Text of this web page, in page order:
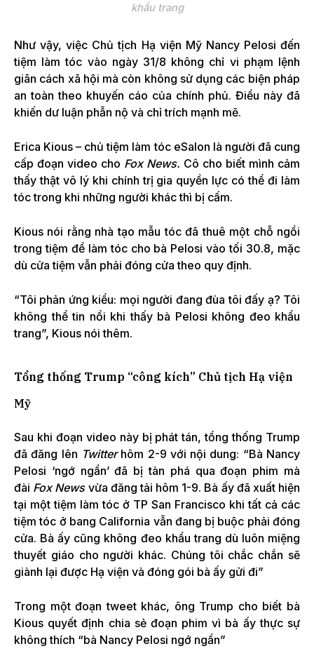
khẩu trang
Như vậy, việc Chủ tịch Hạ viện Mỹ Nancy Pelosi đến
tiệm làm tóc vào ngày 31/8 không chỉ vi phạm lệnh
giãn cách xã hội mà còn không sử dụng các biện pháp
an toàn theo khuyến cáo của chính phủ. Điều này đã
khiến dư luận phẫn nộ và chỉ trích mạnh mẽ.
Erica Kious – chủ tiệm làm tóc eSalon là người đã cung
cấp đoạn video cho Fox News. Cô cho biết mình cảm
thấy thật vô lý khi chính trị gia quyền lực có thể đi làm
tóc trong khi những người khác thì bị cấm.
Kious nói rằng nhà tạo mẫu tóc đã thuê một chỗ ngồi
trong tiệm để làm tóc cho bà Pelosi vào tối 30.8, mặc
dù cửa tiệm vẫn phải đóng cửa theo quy định.
“Tôi phản ứng kiểu: mọi người đang đùa tôi đấy ạ? Tôi
không thể tin nổi khi thấy bà Pelosi không đeo khẩu
trang”, Kious nói thêm.
Tổng thống Trump “công kích” Chủ tịch Hạ viện
Mỹ
Sau khi đoạn video này bị phát tán, tổng thống Trump
đã đăng lên Twitterhôm 2-9 với nội dung: “Bà Nancy
Pelosi ‘ngớ ngẩn’ đã bị tàn phá qua đoạn phim mà
đài Fox Newsvừa đăng tải hôm 1-9. Bà ấy đã xuất hiện
tại một tiệm làm tóc ở TP San Francisco khi tất cả các
tiệm tóc ở bang California vẫn đang bị buộc phải đóng
cửa. Bà ấy cũng không đeo khẩu trang dù luôn miệng
thuyết giáo cho người khác. Chúng tôi chắc chắn sẽ
giành lại được Hạ viện và đóng gói bà ấy gửi đi”
Trong một đoạn tweet khác, ông Trump cho biết bà
Kious quyết định chia sẻ đoạn phim vì bà ấy thực sự
không thích “bà Nancy Pelosi ngớ ngẩn”